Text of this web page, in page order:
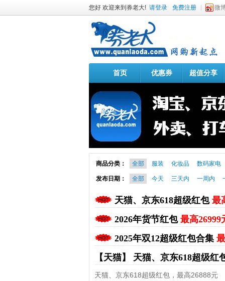
您好 欢迎来到券老大! 请登录 免费注册 微
首页 优惠券 超值分享
商品分类： 全部 服装 化妆品 数码家电
发布日期： 全部 今天 三天内 一周内
天猫、京东618超级红包 最
2026年货节红包 最高26999
2025年双12超级红包合集
【天猫】 天猫、京东618超级红
天猫、京东618超级红包，最高26888元